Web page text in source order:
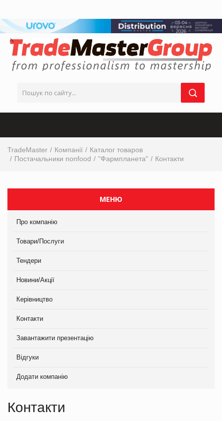
TradeMaster Компанії
Каталог товаров
Постачальники nonfood
"Фармпланета" Контакти
МЕНЮ
Про компанію
Товари/Послуги
Тендери
Новини/Акції
Керівництво
Контакти
Завантажити презентацію
Відгуки
Додати компанію
Контакти